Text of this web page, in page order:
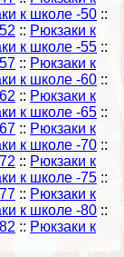
к школе -50 ::
:: Рюкзаки к
к школе -55 ::
:: Рюкзаки к
к школе -60 ::
:: Рюкзаки к
к школе -65 ::
:: Рюкзаки к
к школе -70 ::
:: Рюкзаки к
к школе -75 ::
:: Рюкзаки к
к школе -80 ::
:: Рюкзаки к